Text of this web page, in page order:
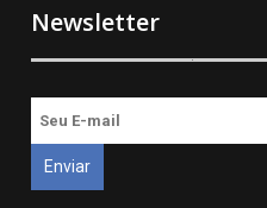
Newsletter